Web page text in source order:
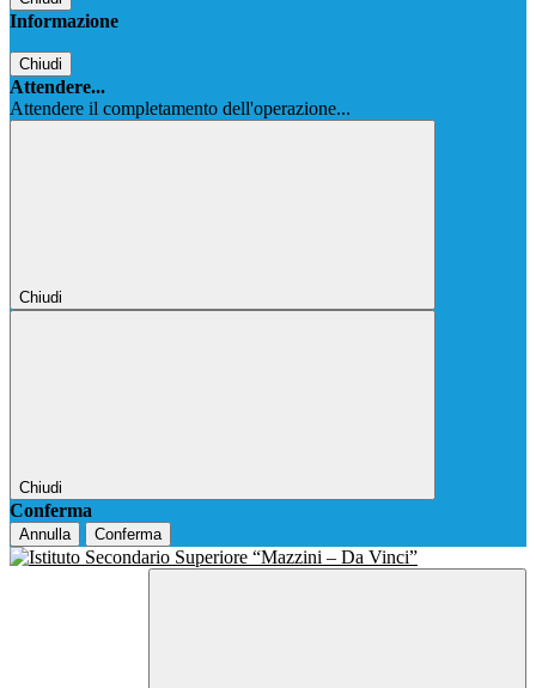
Informazione
Chiudi
Attendere...
Attendere il completamento dell'operazione...
Chiudi
Chiudi
Conferma
Annulla Conferma